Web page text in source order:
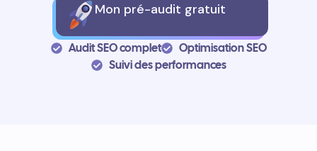
Mon pré-audit gratuit
Audit SEO complet
Optimisation SEO
Suivi des performances